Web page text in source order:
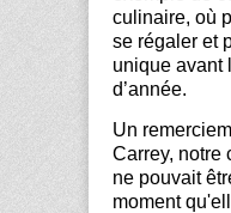
culinaire, où
se régaler et
unique avant
d’année.
Un
Carrey, notre
ne pouvait
moment